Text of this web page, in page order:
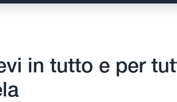
in tutto e per